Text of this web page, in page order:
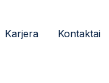
Karjera Kontaktai